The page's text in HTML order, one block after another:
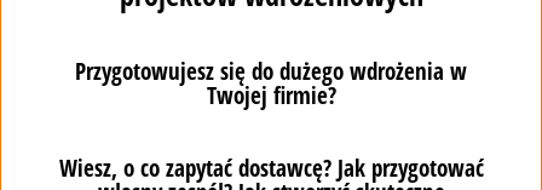
Wskazówka #5: po tym jak udzielisz odpowiedzi
dopytaj czy firma, z którą rozmawiasz, jest w stanie